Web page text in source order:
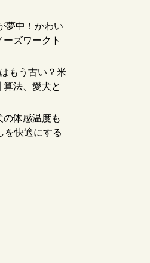
夢中！かわい
ーズワークト
もう古い？米
法、愛犬と
の体感温度も
を快適にする